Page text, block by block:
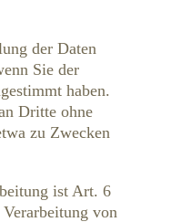
der Daten
Sie der
haben.
Dritte ohne
zu Zwecken
ist Art. 6
von